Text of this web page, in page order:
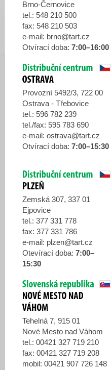
Brno-Černovice
tel.: 548 210 500
fax: 548 210 503
e-mail: brno@tart.cz
Otvírací doba: 7:00–16:00
Provozní 5492/3, 722 00
Ostrava - Třebovice
tel.: 596 782 239
tel./fax: 595 783 690
e-mail: ostrava@tart.cz
Otvírací doba: 7:00–15:30
Zemská 307, 337 01
Ejpovice
tel.: 377 331 778
fax: 377 331 786
e-mail: plzen@tart.cz
Otevírací doba: 7:00–
15:30
Tehelná 7, 915 01
Nové Mesto nad Váhom
tel.: 00421 327 719 210
fax: 00421 327 719 208
mobil: 00421 907 726 148